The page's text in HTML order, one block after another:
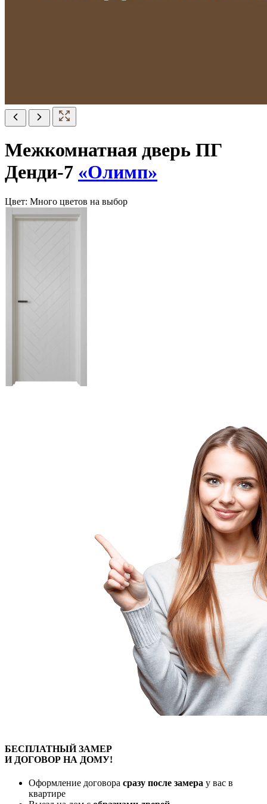
Межкомнатная дверь ПГ
Денди-7 «Олимп»
Цвет: Много цветов на выбор
БЕСПЛАТНЫЙЗАМЕР
И ДОГОВОР НА ДОМУ!
Оформление договора сразу после замера у вас в
квартире